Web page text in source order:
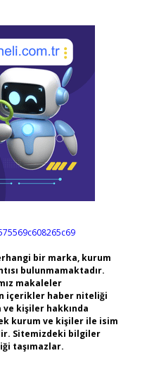
bir marka, kurum
bulunmamaktadır.
makaleler
içerikler haber niteliği
kişiler hakkında
kurum ve kişiler ile isim
Sitemizdeki bilgiler
taşımazlar.